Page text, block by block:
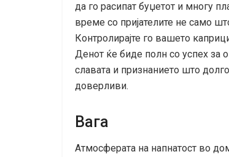
да го расипат буџетот и многу
време со пријателите не само
Контролирајте го вашето
Денот ќе биде полн со успех за
славата и признанието што
доверливи.
Вага
Атмосферата на напнатост во